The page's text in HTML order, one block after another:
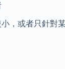
，或者只針